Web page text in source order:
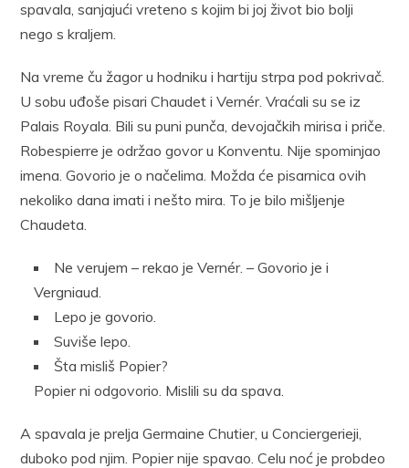
spavala, sanjajući vreteno s kojim bi joj život bio bolji
nego s kraljem.
Na vreme ču žagor u hodniku i hartiju strpa pod pokrivač.
U sobu uđoše pisari Chaudet i Vernér. Vraćali su se iz
Palais Royala. Bili su puni punča, devojačkih mirisa i priče.
Robespierre je održao govor u Konventu. Nije spominjao
imena. Govorio je o načelima. Možda će pisarnica ovih
nekoliko dana imati i nešto mira. To je bilo mišljenje
Chaudeta.
Ne verujem – rekao je Vernér. – Govorio je i
Vergniaud.
Lepo je govorio.
Suviše lepo.
Šta misliš Popier?
Popier ni odgovorio. Mislili su da spava.
A spavala je prelja Germaine Chutier, u Conciergerieji,
duboko pod njim. Popier nije spavao. Celu noć je probdeo